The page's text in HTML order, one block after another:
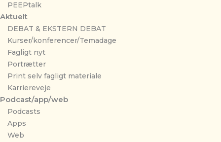
PEEPtalk
Aktuelt
DEBAT & EKSTERN DEBAT
Kurser/konferencer/Temadage
Fagligt nyt
Portrætter
Print selv fagligt materiale
Karriereveje
Podcast/app/web
Podcasts
Apps
Web